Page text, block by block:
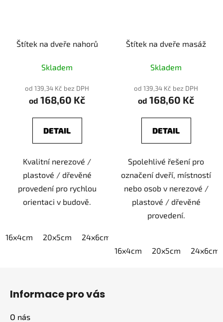
Štítek na dveře nahorů
Skladem
od 139,34 Kč bez DPH
od 168,60 Kč
DETAIL
Kvalitní nerezové /
plastové / dřevěné
provedení pro rychlou
orientaci v budově.
16x4cm 20x5cm 24x6cm
Štítek na dveře masáž
Skladem
od 139,34 Kč bez DPH
od 168,60 Kč
DETAIL
Spolehlivé řešení pro
označení dveří, místností
nebo osob v nerezové /
plastové / dřevěné
provedení.
16x4cm 20x5cm 24x6cm
Informace pro vás
O nás